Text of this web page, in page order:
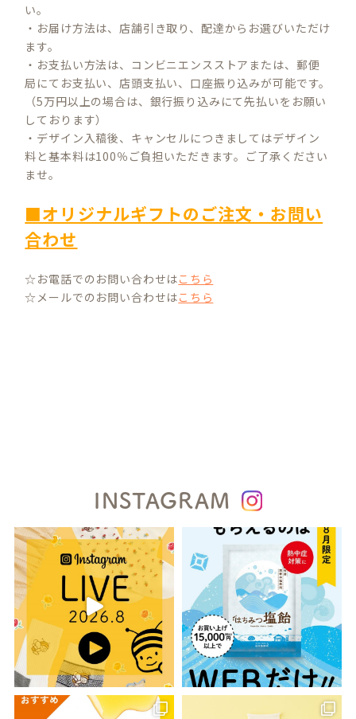
い。
・お届け方法は、店舗引き取り、配達からお選びいただけ
ます。
・お支払い方法は、コンビニエンスストアまたは、郵便
局にてお支払い、店頭支払い、口座振り込みが可能です。
（5万円以上の場合は、銀行振り込みにて先払いをお願い
しております）
・デザイン入稿後、キャンセルにつきましてはデザイン
料と基本料は100％ご負担いただきます。ご了承ください
ませ。
■オリジナルギフトのご注文・お問い
合わせ
☆お電話でのお問い合わせはこちら
☆メールでのお問い合わせはこちら
INSTAGRAM